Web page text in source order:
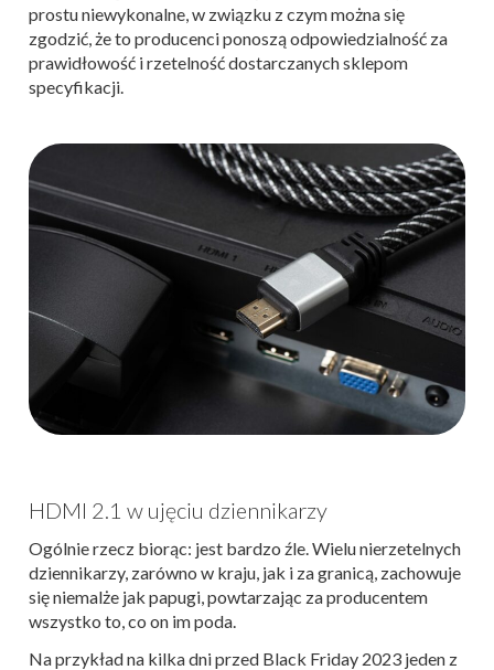
prostu niewykonalne, w związku z czym można się
zgodzić, że to producenci ponoszą odpowiedzialność za
prawidłowość i rzetelność dostarczanych sklepom
specyfikacji.
HDMI 2.1 w ujęciu dziennikarzy
Ogólnie rzecz biorąc: jest bardzo źle. Wielu nierzetelnych
dziennikarzy, zarówno w kraju, jak i za granicą, zachowuje
się niemalże jak papugi, powtarzając za producentem
wszystko to, co on im poda.
Na przykład na kilka dni przed Black Friday 2023 jeden z